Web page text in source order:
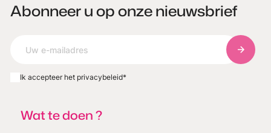
Abonneer u op onze nieuwsbrief
Ik accepteer het privacybeleid*
Wat te doen ?